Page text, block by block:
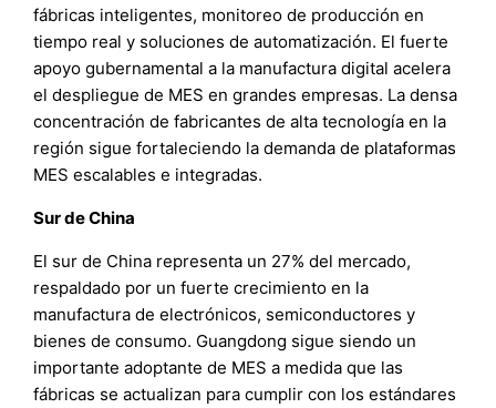
fábricas inteligentes, monitoreo de producción en
tiempo real y soluciones de automatización. El fuerte
apoyo gubernamental a la manufactura digital acelera
el despliegue de MES en grandes empresas. La densa
concentración de fabricantes de alta tecnología en la
región sigue fortaleciendo la demanda de plataformas
MES escalables e integradas.
Sur de China
El sur de China representa un 27% del mercado,
respaldado por un fuerte crecimiento en la
manufactura de electrónicos, semiconductores y
bienes de consumo. Guangdong sigue siendo un
importante adoptante de MES a medida que las
fábricas se actualizan para cumplir con los estándares